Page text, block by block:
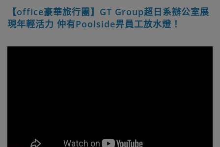
【office豪華旅行團】GT Group超日系辦公室展
現年輕活力 仲有Poolside畀員工放水燈！